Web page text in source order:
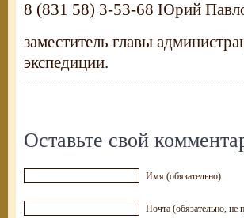
8 (831 58) 3-53-68 Юрий
заместитель главы
экспедиции.
Оставьте свой
Имя (обязательно)
Почта (обязательно, не